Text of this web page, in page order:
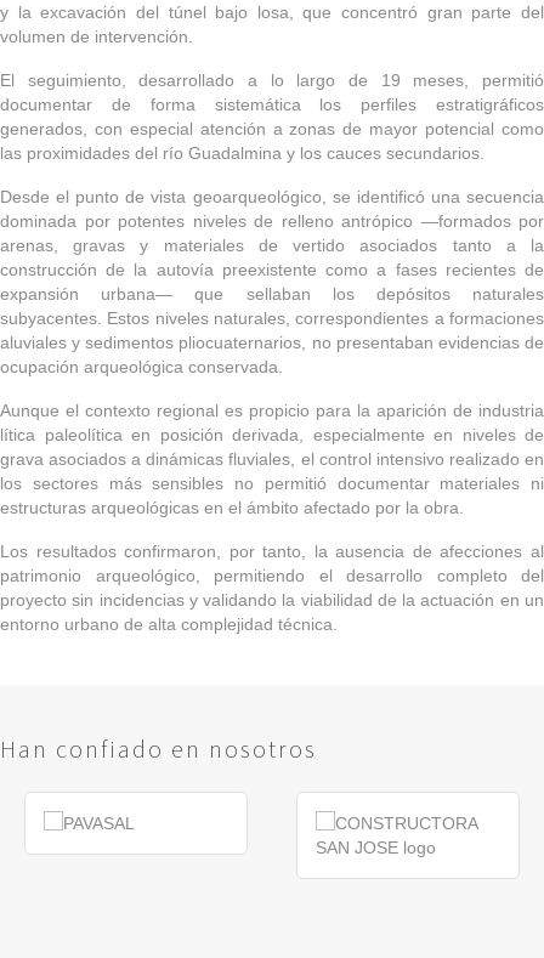
y la excavación del túnel bajo losa, que concentró gran parte del
volumen de intervención.
El seguimiento, desarrollado a lo largo de 19 meses, permitió
documentar de forma sistemática los perfiles estratigráficos
generados, con especial atención a zonas de mayor potencial como
las proximidades del río Guadalmina y los cauces secundarios.
Desde el punto de vista geoarqueológico, se identificó una secuencia
dominada por potentes niveles de relleno antrópico —formados por
arenas, gravas y materiales de vertido asociados tanto a la
construcción de la autovía preexistente como a fases recientes de
expansión urbana— que sellaban los depósitos naturales
subyacentes. Estos niveles naturales, correspondientes a formaciones
aluviales y sedimentos pliocuaternarios, no presentaban evidencias de
ocupación arqueológica conservada.
Aunque el contexto regional es propicio para la aparición de industria
lítica paleolítica en posición derivada, especialmente en niveles de
grava asociados a dinámicas fluviales, el control intensivo realizado en
los sectores más sensibles no permitió documentar materiales ni
estructuras arqueológicas en el ámbito afectado por la obra.
Los resultados confirmaron, por tanto, la ausencia de afecciones al
patrimonio arqueológico, permitiendo el desarrollo completo del
proyecto sin incidencias y validando la viabilidad de la actuación en un
entorno urbano de alta complejidad técnica.
Han confiado en nosotros